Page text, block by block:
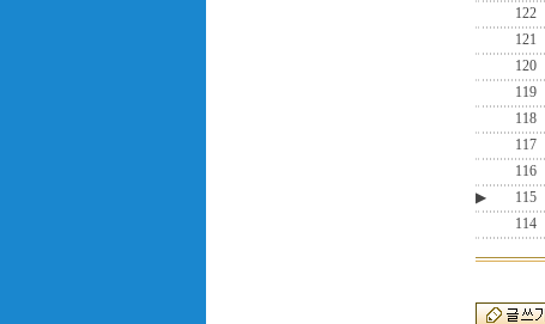
122
121
120
119
118
117
116
▶
115
114